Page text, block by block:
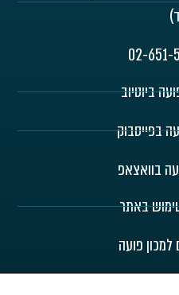
02-651-
ביוטיוב
בפייסבוק
בוואצאפ
באתר
למכון פועה